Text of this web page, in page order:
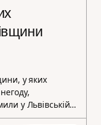
у яких
у Львівській…